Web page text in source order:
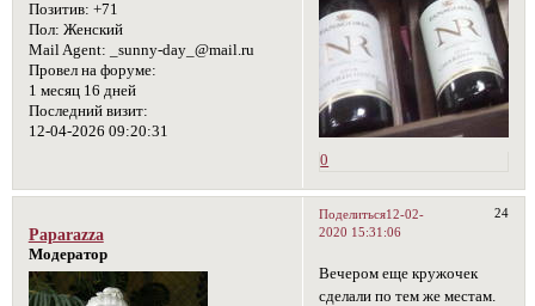
Позитив: +71
Пол: Женский
Mail Agent: _sunny-day_@mail.ru
Провел на форуме:
1 месяц 16 дней
Последний визит:
12-04-2026 09:20:31
0
Поделиться 24
12-02-
2020 15:31:06
Paparazza
Модератор
Вечером еще кружочек
сделали по тем же местам.